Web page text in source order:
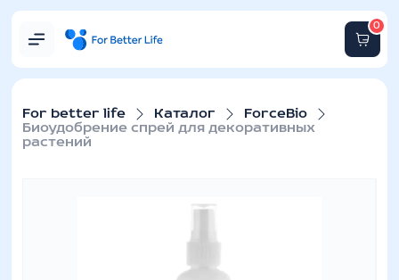
0
For better life Каталог
ForceBio
Биоудобрение спрей для декоративных
растений